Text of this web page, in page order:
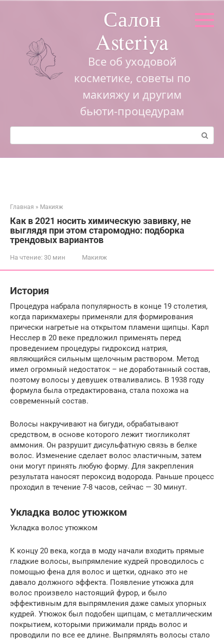
Салон
Asteriya
Все об уходовой
косметике, советы по
макияжу и другим
бьюти-процедурам
Поиск:
Главная » Макияж
Как в 2021 носить химическую завивку, не
выглядя при этом старомодно: подборка
трендовых вариантов
На чтение: 30 мин Макияж
История
Процедура набрала популярность в конце 19 столетия,
когда парикмахеры применяли для формирования
прически нагретые на открытом пламени щипцы. Карл
Несслер в 20 веке предложил применять перед
проведением процедуры гидроксид натрия,
являющийся сильным щелочным раствором. Метод
имел огромный недостаток – не доработанный состав,
поэтому волосы у девушек отваливались. В 1938 году
формула была отредактирована, стала похожа на
современный состав.
Волосы накручивают на бигуди, обрабатывают
средством, в основе которого лежит тиогликолят
аммония. Он разрушит дисульфатную связь в белке
волос. Изменение сделает волос эластичным, затем
они могут принять любую форму. Для закрепления
результата наносят пероксид водорода. Раньше процесс
проходил в течение 7-8 часов, сейчас — 30 минут.
Укладка волос утюжком
Укладка волос утюжком
К концу 20 века, когда в моду начали входить прямые
гладкие волосы, выпрямление кудрей проводилось с
помощью фена для волос и щетки, однако это не
давало должного эффекта. Появление утюжка для
волос произвело настоящий фурор, и было
эффективным для выпрямления даже самых упорных
кудрей. Утюжок был подобен щипцам, с металлическим
покрытием, которыми прижимали прядь волос и
проводили по все ее длине. Выпрямлять волосы стало